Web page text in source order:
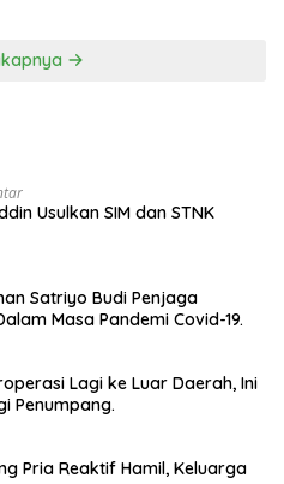
Usulkan SIM dan STNK
Satriyo Budi Penjaga
Masa Pandemi Covid-19.
Lagi ke Luar Daerah, Ini
Penumpang.
Pria Reaktif Hamil, Keluarga